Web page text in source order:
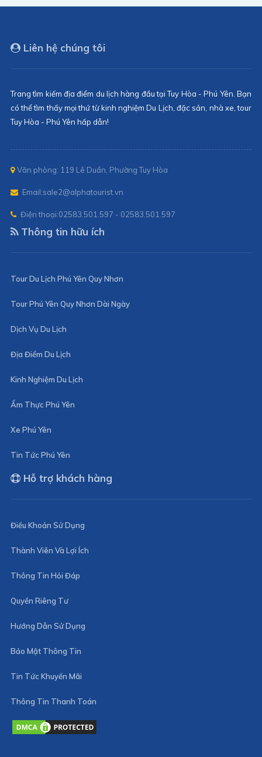
Liên hệ chúng tôi
Trang tìm kiếm địa điểm du lịch hàng đầu tại Tuy Hòa - Phú Yên. Bạn
có thể tìm thấy mọi thứ từ kinh nghiệm Du Lịch, đặc sản, nhà xe, tour
Tuy Hòa - Phú Yên hấp dẫn!
Văn phòng: 119 Lê Duẩn, Phường Tuy Hòa
Email:sale2@alphatourist.vn
Điện thoại:02583.501.597 - 02583.501.597
Thông tin hữu ích
Tour Du Lịch Phú Yên Quy Nhơn
Tour Phú Yên Quy Nhơn Dài Ngày
Dịch Vụ Du Lịch
Địa Điểm Du Lịch
Kinh Nghiệm Du Lịch
Ẩm Thực Phú Yên
Xe Phú Yên
Tin Tức Phú Yên
Hỗ trợ khách hàng
Điều Khoản Sử Dụng
Thành Viên Và Lợi Ích
Thông Tin Hỏi Đáp
Quyền Riêng Tư
Hướng Dẫn Sử Dụng
Bảo Mật Thông Tin
Tin Tức Khuyến Mãi
Thông Tin Thanh Toán